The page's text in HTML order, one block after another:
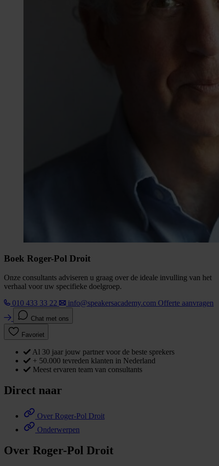
Boek Roger-Pol Droit
Onze consultants adviseren u graag over de ideale invulling van het
verhaal voor uw specifieke doelgroep.
010 433 33 22
info@speakersacademy.com Offerte aanvragen
Chat met ons
Favoriet
Al 30 jaar jouw partner voor de beste sprekers
+ 50.000 tevreden klanten in Nederland
Meest ervaren team van consultants
Direct naar
Over Roger-Pol Droit
Onderwerpen
Over Roger-Pol Droit